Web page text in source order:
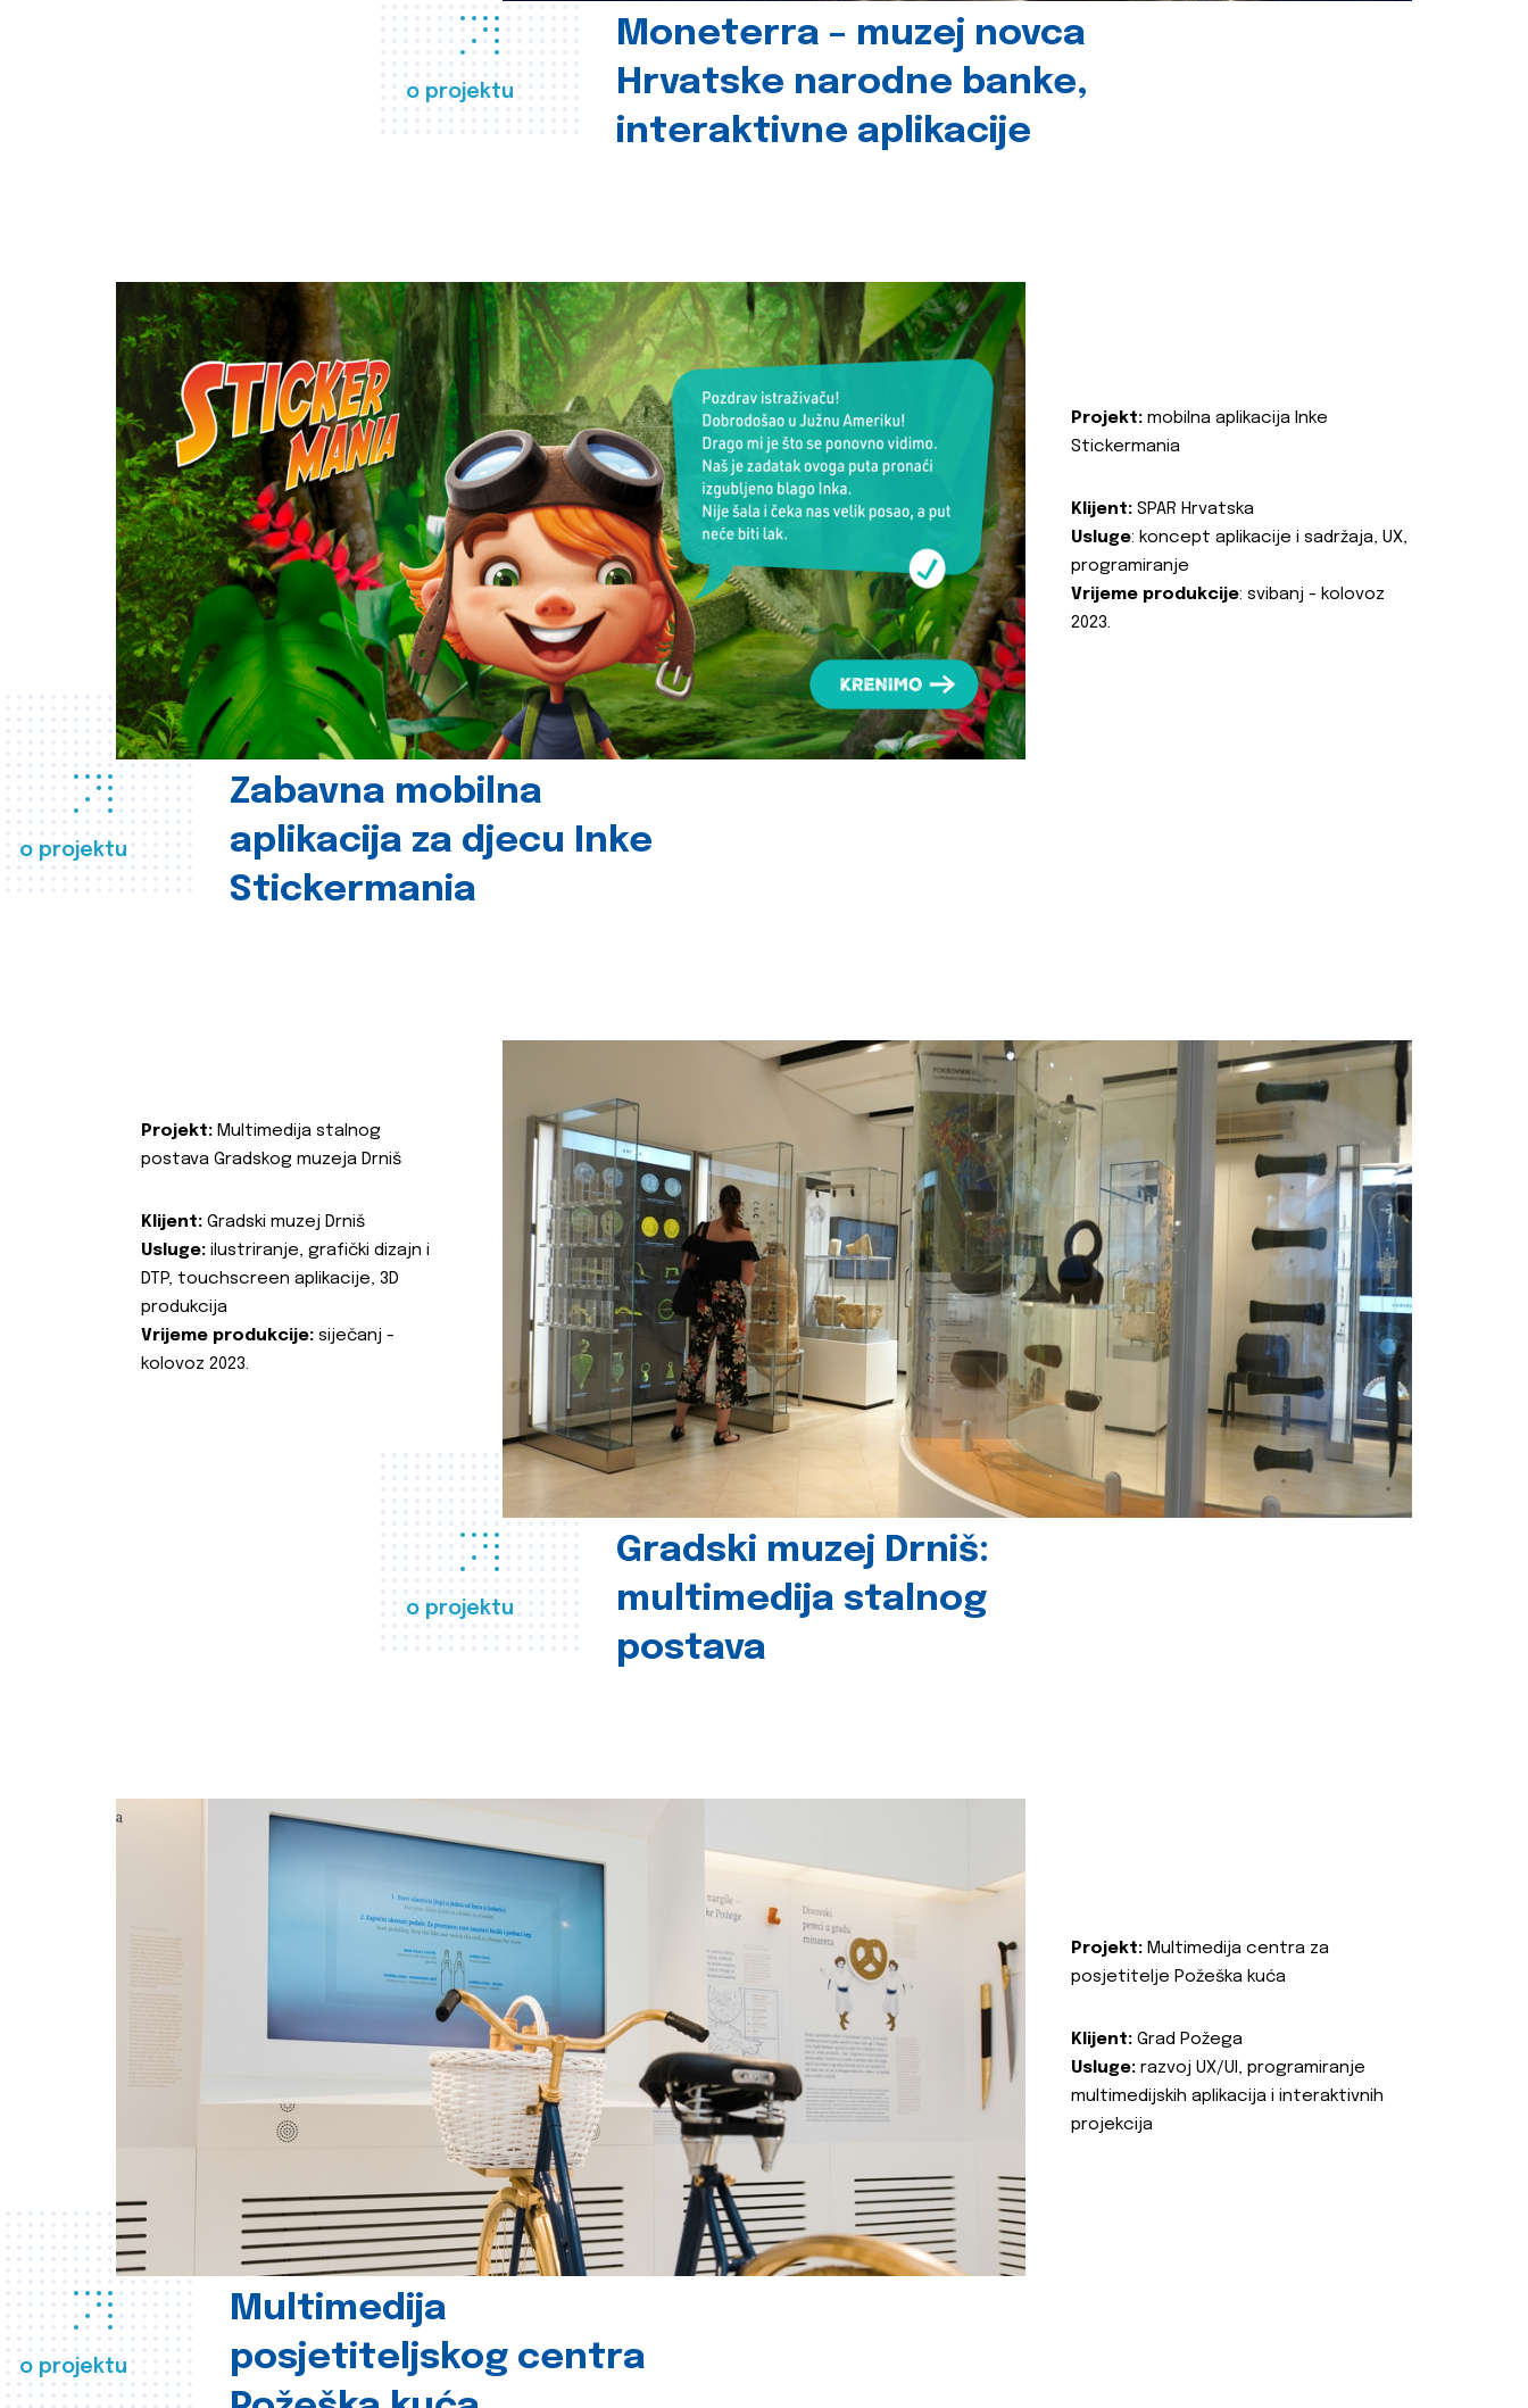
o projektu
Moneterra – muzej novca
Hrvatske narodne banke,
interaktivne aplikacije
o projektu
Zabavna mobilna
aplikacija za djecu Inke
Stickermania
Projekt: mobilna aplikacija Inke
Stickermania
Klijent: SPAR Hrvatska
Usluge: koncept aplikacije i sadržaja, UX,
programiranje
Vrijeme produkcije: svibanj - kolovoz
2023.
o projektu
Gradski muzej Drniš:
multimedija stalnog
postava
Projekt: Multimedija stalnog
postava Gradskog muzeja Drniš
Klijent: Gradski muzej Drniš
Usluge: ilustriranje, grafički dizajn i
DTP, touchscreen aplikacije, 3D
produkcija
Vrijeme produkcije: siječanj -
kolovoz 2023.
o projektu
Multimedija
posjetiteljskog centra
Projekt: Multimedija centra za
posjetitelje Požeška kuća
Klijent: Grad Požega
Usluge: razvoj UX/UI, programiranje
multimedijskih aplikacija i interaktivnih
projekcija